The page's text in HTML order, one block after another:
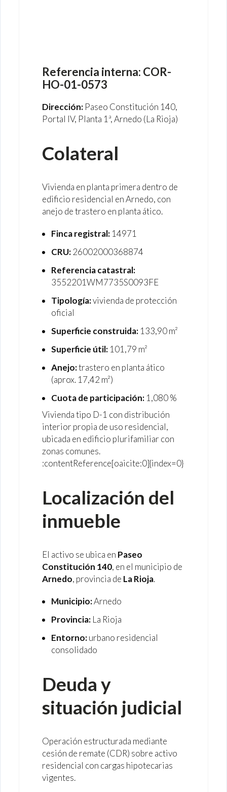
Referencia interna: COR-
HO-01-0573
Dirección:Paseo Constitución 140,
Portal IV, Planta 1ª, Arnedo (La Rioja)
Colateral
Vivienda en planta primera dentro de
edificio residencial en Arnedo, con
anejo de trastero en planta ático.
Finca registral:14971
CRU:26002000368874
Referencia catastral:
3552201WM7735S0093FE
Tipología:vivienda de protección
oficial
Superficie construida:133,90 m²
Superficie útil:101,79 m²
Anejo:trastero en planta ático
(aprox. 17,42 m²)
Cuota de participación:1,080 %
Vivienda tipo D-1 con distribución
interior propia de uso residencial,
ubicada en edificio plurifamiliar con
zonas comunes.
:contentReference[oaicite:0]{index=0}
Localización del
inmueble
El activo se ubica en Paseo
Constitución 140, en el municipio de
Arnedo, provincia de La Rioja.
Municipio:Arnedo
Provincia:La Rioja
Entorno:urbano residencial
consolidado
Deuda y
situación judicial
Operación estructurada mediante
cesión de remate (CDR) sobre activo
residencial con cargas hipotecarias
vigentes.